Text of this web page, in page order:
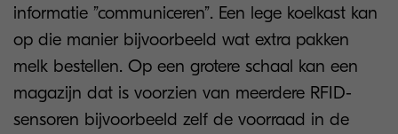
informatie ”communiceren”. Een lege koelkast kan
op die manier bijvoorbeeld wat extra pakken
melk bestellen. Op een grotere schaal kan een
magazijn dat is voorzien van meerdere RFID-
sensoren bijvoorbeeld zelf de voorraad in de